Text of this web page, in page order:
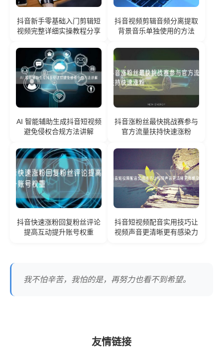
抖音新手零基础入门剪辑短
视频完整详细实操教程分享
抖音视频剪辑音频分离提取
背景音乐单独使用的方法
AI 智能辅助生成抖音短视频
避免侵权合规方法讲解
抖音涨粉丝最快挑战赛参与
官方流量扶持快速涨粉
抖音快速涨粉回复粉丝评论
提高互动提升账号权重
抖音短视频配音实用技巧让
视频声音更清晰更有感染力
我不怕辛苦，我怕的是，再努力也看不到希望。
友情链接